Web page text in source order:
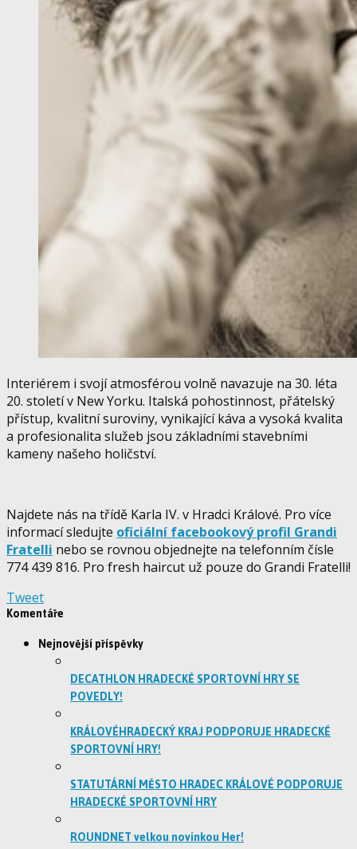
Interiérem i svojí atmosférou volně navazuje na 30. léta
20. století v New Yorku. Italská pohostinnost, přátelský
přístup, kvalitní suroviny, vynikající káva a vysoká kvalita
a profesionalita služeb jsou základními stavebními
kameny našeho holičství.
Najdete nás na třídě Karla IV. v Hradci Králové. Pro více
informací sledujte oficiální facebookový profil Grandi
Fratelli nebo se rovnou objednejte na telefonním čísle
774 439 816. Pro fresh haircut už pouze do Grandi Fratelli!
Tweet
Komentáře
Nejnovější příspěvky
DECATHLON HRADECKÉ SPORTOVNÍ HRY SE
POVEDLY!
KRÁLOVÉHRADECKÝ KRAJ PODPORUJE HRADECKÉ
SPORTOVNÍ HRY!
STATUTÁRNÍ MĚSTO HRADEC KRÁLOVÉ PODPORUJE
HRADECKÉ SPORTOVNÍ HRY
ROUNDNET velkou novinkou Her!